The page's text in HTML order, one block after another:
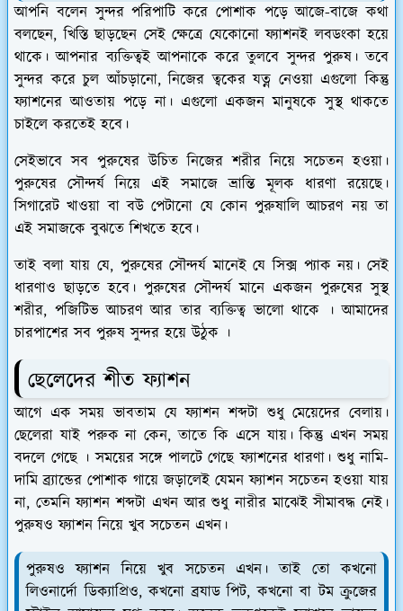
আপনি বলেন সুন্দর পরিপাটি করে পোশাক পড়ে আজে-বাজে কথা
বলছেন, খিস্তি ছাড়ছেন সেই ক্ষেত্রে যেকোনো ফ্যাশনই লবডংকা হয়ে
থাকে। আপনার ব্যক্তিত্বই আপনাকে করে তুলবে সুন্দর পুরুষ। তবে
সুন্দর করে চুল আঁচড়ানো, নিজের ত্বকের যত্ন নেওয়া এগুলো কিন্তু
ফ্যাশনের আওতায় পড়ে না। এগুলো একজন মানুষকে সুস্থ থাকতে
চাইলে করতেই হবে।
সেইভাবে সব পুরুষের উচিত নিজের শরীর নিয়ে সচেতন হওয়া।
পুরুষের সৌন্দর্য নিয়ে এই সমাজে ভ্রান্তি মূলক ধারণা রয়েছে।
সিগারেট খাওয়া বা বউ পেটানো যে কোন পুরুষালি আচরণ নয় তা
এই সমাজকে বুঝতে শিখতে হবে।
তাই বলা যায় যে, পুরুষের সৌন্দর্য মানেই যে সিক্স প্যাক নয়। সেই
ধারণাও ছাড়তে হবে। পুরুষের সৌন্দর্য মানে একজন পুরুষের সুস্থ
শরীর, পজিটিভ আচরণ আর তার ব্যক্তিত্ব ভালো থাকে । আমাদের
চারপাশের সব পুরুষ সুন্দর হয়ে উঠুক ।
ছেলেদের শীত ফ্যাশন
আগে এক সময় ভাবতাম যে ফ্যাশন শব্দটা শুধু মেয়েদের বেলায়।
ছেলেরা যাই পরুক না কেন, তাতে কি এসে যায়। কিন্তু এখন সময়
বদলে গেছে । সময়ের সঙ্গে পালটে গেছে ফ্যাশনের ধারণা। শুধু নামি-
দামি ব্র্যান্ডের পোশাক গায়ে জড়ালেই যেমন ফ্যাশন সচেতন হওয়া যায়
না, তেমনি ফ্যাশন শব্দটা এখন আর শুধু নারীর মাঝেই সীমাবদ্ধ নেই।
পুরুষও ফ্যাশন নিয়ে খুব সচেতন এখন।
পুরুষও ফ্যাশন নিয়ে খুব সচেতন এখন। তাই তো কখনো
লিওনার্দো ডিক্যাপ্রিও, কখনো ব্র‍যাড পিট, কখনো বা টম ক্রুজের